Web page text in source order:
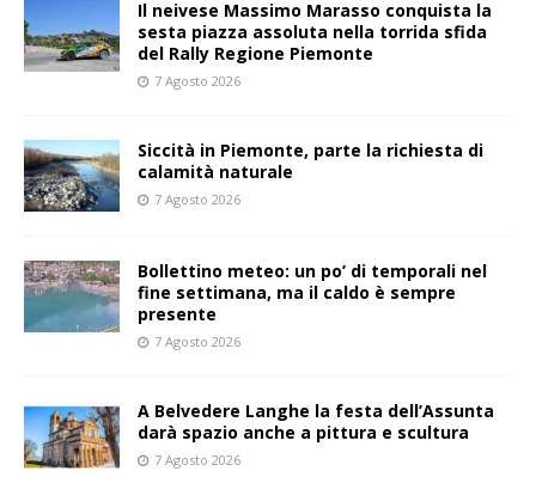
Il neivese Massimo Marasso conquista la
sesta piazza assoluta nella torrida sfida
del Rally Regione Piemonte
7 Agosto 2026
Siccità in Piemonte, parte la richiesta di
calamità naturale
7 Agosto 2026
Bollettino meteo: un po’ di temporali nel
fine settimana, ma il caldo è sempre
presente
7 Agosto 2026
A Belvedere Langhe la festa dell’Assunta
darà spazio anche a pittura e scultura
7 Agosto 2026